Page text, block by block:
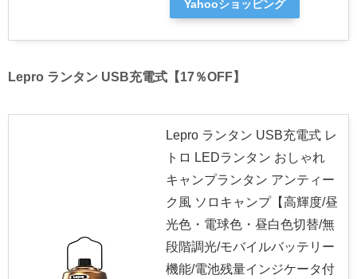
Yahooショッピング
Lepro ランタン USB充電式【17％OFF】
Lepro ランタン USB充電式 レ
トロ LEDランタン おしゃれ
キャンプランタン アンティー
ク風 ソロキャンプ【高輝度/昼
光色・電球色・昼白色切替/無
段階調光/モバイルバッテリー
機能/電池残量インジケータ付